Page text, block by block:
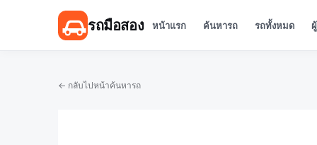
รถมือสอง หน้าแรก ค้นหารถ รถทั้งหมด
← กลับไปหน้าค้นหารถ